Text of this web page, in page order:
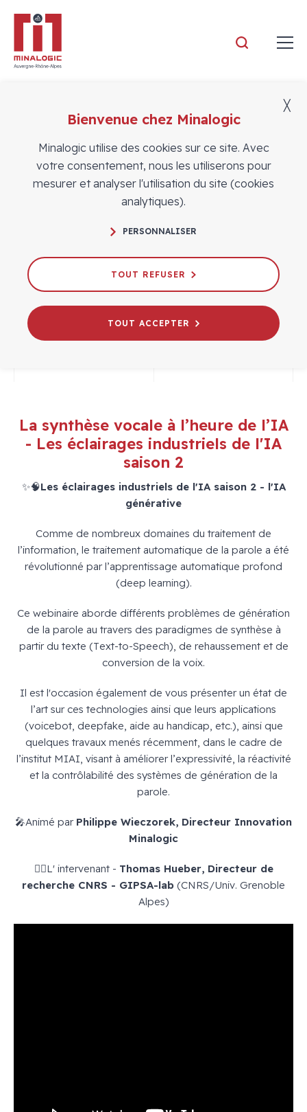
Vidéos
Les éclairages industriels de l'IA saison
2
08/04/2024
# WEBINAIRES INTELLIGENCE ARTIFICIELLE
La synthèse vocale à l’heure de l’IA
- Les éclairages industriels de l'IA
saison 2
✨🧠Les éclairages industriels de l'IA saison 2 - l'IA
générative
Comme de nombreux domaines du traitement de
l’information, le traitement automatique de la parole a été
révolutionné par l’apprentissage automatique profond
(deep learning).
Ce webinaire aborde différents problèmes de génération
de la parole au travers des paradigmes de synthèse à
partir du texte (Text-to-Speech), de rehaussement et de
conversion de la voix.
Il est l'occasion également de vous présenter un état de
l’art sur ces technologies ainsi que leurs applications
(voicebot, deepfake, aide au handicap, etc.), ainsi que
quelques travaux menés récemment, dans le cadre de
l’institut MIAI, visant à améliorer l’expressivité, la réactivité
et la contrôlabilité des systèmes de génération de la
parole.
🎤Animé par Philippe Wieczorek, Directeur Innovation
Minalogic
🙋‍♂️L' intervenant - Thomas Hueber, Directeur de
recherche CNRS - GIPSA-lab (CNRS/Univ. Grenoble
Alpes)
Bienvenue chez Minalogic
Minalogic utilise des cookies sur ce site. Avec
votre consentement, nous les utiliserons pour
mesurer et analyser l'utilisation du site (cookies
analytiques).
PERSONNALISER
TOUT REFUSER
TOUT ACCEPTER
╳